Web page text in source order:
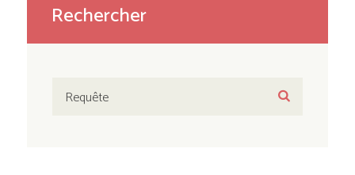
Rechercher